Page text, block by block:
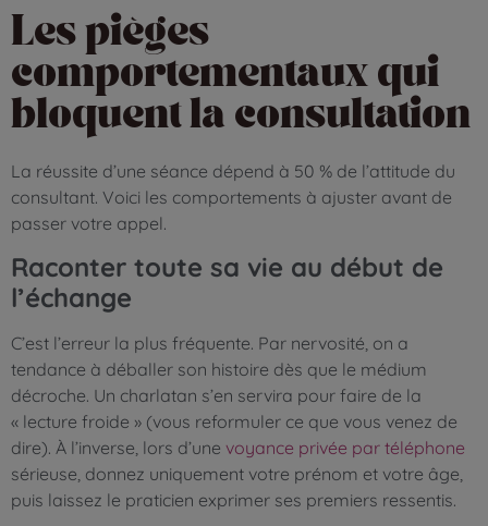
Les pièges
comportementaux qui
bloquent la consultation
La réussite d’une séance dépend à 50 % de l’attitude du
consultant. Voici les comportements à ajuster avant de
passer votre appel.
Raconter toute sa vie au début de
l’échange
C’est l’erreur la plus fréquente. Par nervosité, on a
tendance à déballer son histoire dès que le médium
décroche. Un charlatan s’en servira pour faire de la
« lecture froide » (vous reformuler ce que vous venez de
dire). À l’inverse, lors d’une voyance privée par téléphone
sérieuse, donnez uniquement votre prénom et votre âge,
puis laissez le praticien exprimer ses premiers ressentis.